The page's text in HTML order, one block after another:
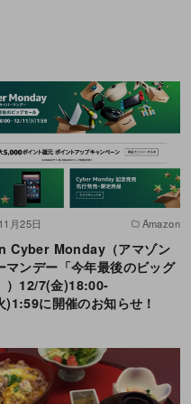
月25日 Amazon
Cyber Monday（アマゾン
マンデー「今年最後のビッグ
）12/7(金)18:00-
)1:59に開催のお知らせ！